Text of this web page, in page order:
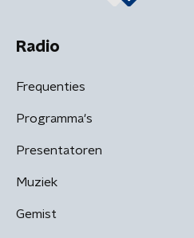
Radio
Frequenties
Programma's
Presentatoren
Muziek
Gemist